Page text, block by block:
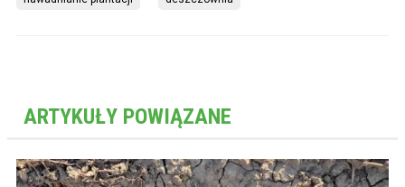
ARTYKUŁY POWIĄZANE